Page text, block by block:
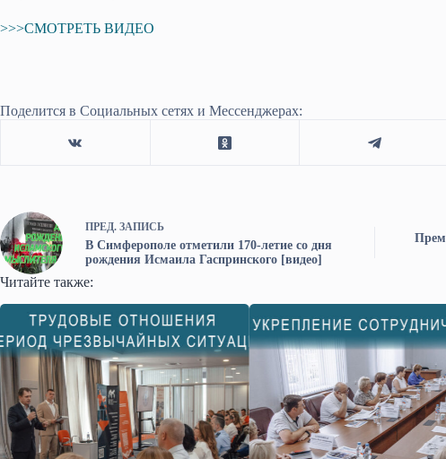
>>>СМОТРЕТЬ ВИДЕО
Поделится в Социальных сетях и Мессенджерах:
ПРЕД. ЗАПИСЬ
В Симферополе отметили 170-летие со дня
рождения Исмаила Гаспринского [видео]
Читайте также: